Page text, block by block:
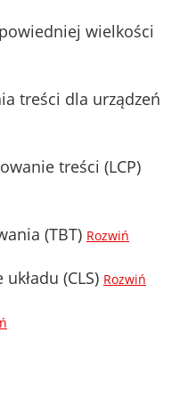
wielkości
treści dla urządzeń
treści (LCP)
(TBT) Rozwiń
(CLS) Rozwiń